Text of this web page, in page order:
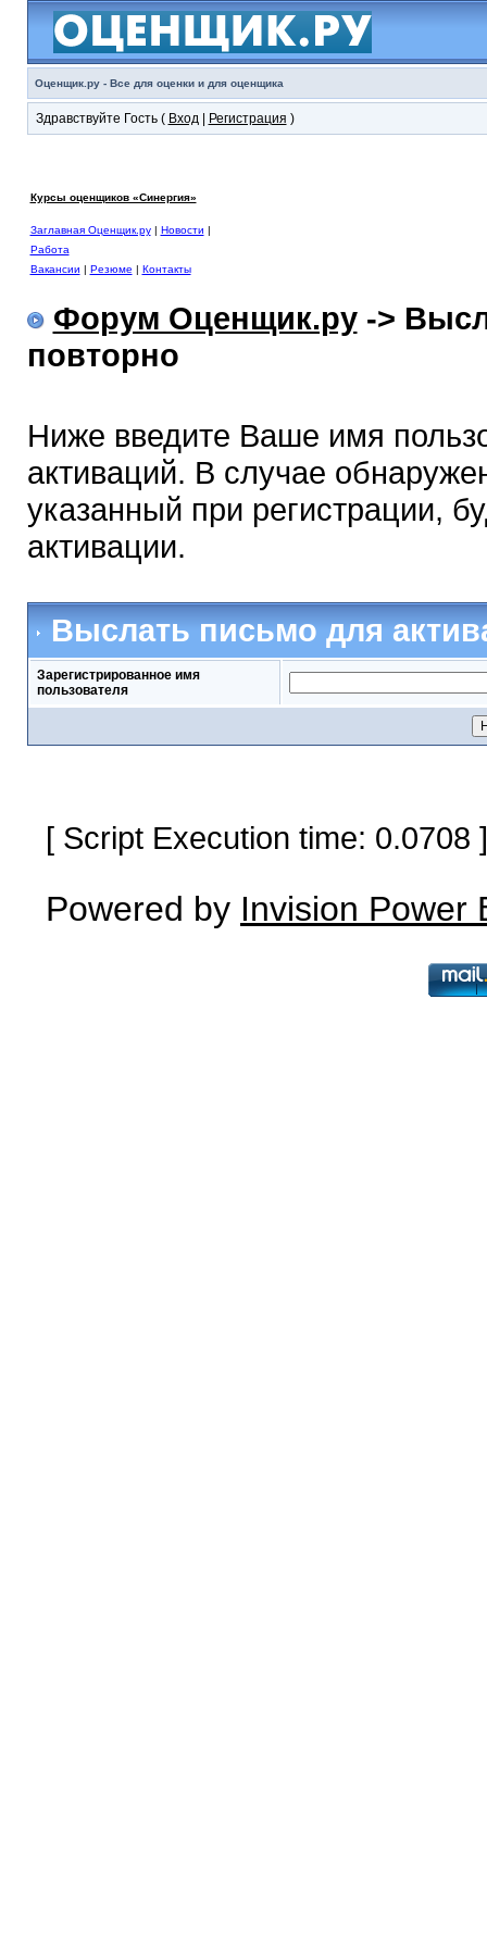
Оценщик.ру - Все для оценки и для оценщика
Здравствуйте Гость ( Вход| Регистрация )
Курсы оценщиков «Синергия»
Заглавная Оценщик.ру| Новости |
Работа
Вакансии | Резюме | Контакты
Форум Оценщик.ру->
повторно
Ниже введите Ваше имя
активаций. В случае
указанный при регистрации,
активации.
Выслать письмо для
Зарегистрированное имя
пользователя
[ Script Execution time:
Powered by Invision Power